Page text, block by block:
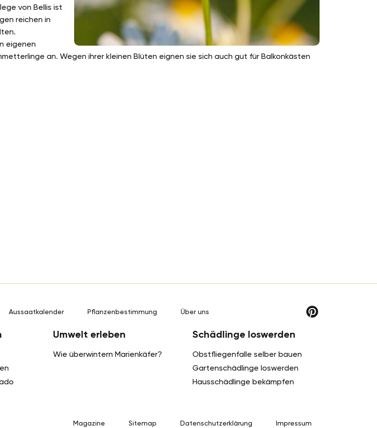
von Bellis ist
reichen in
eigenen
an. Wegen ihrer kleinen Blüten eignen sie sich auch gut für Balkonkästen
Aussaatkalender Pflanzenbestimmung Über uns
Umwelt erleben
Wie überwintern Marienkäfer?
Schädlinge loswerden
Obstfliegenfalle selber bauen
Gartenschädlinge loswerden
Hausschädlinge bekämpfen
Magazine Sitemap Datenschutzerklärung Impressum